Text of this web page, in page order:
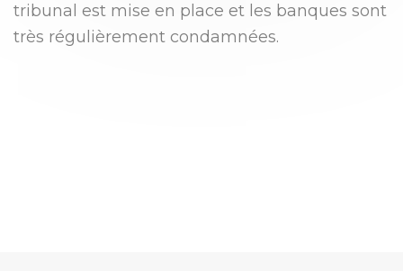
tribunal est mise en place et les banques sont
très régulièrement condamnées.